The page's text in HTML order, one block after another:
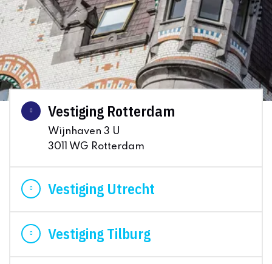
Vestiging Rotterdam
Wijnhaven 3 U
3011 WG Rotterdam
Vestiging Utrecht
Vestiging Tilburg